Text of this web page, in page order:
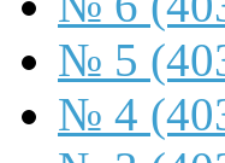
№ 5
№ 4